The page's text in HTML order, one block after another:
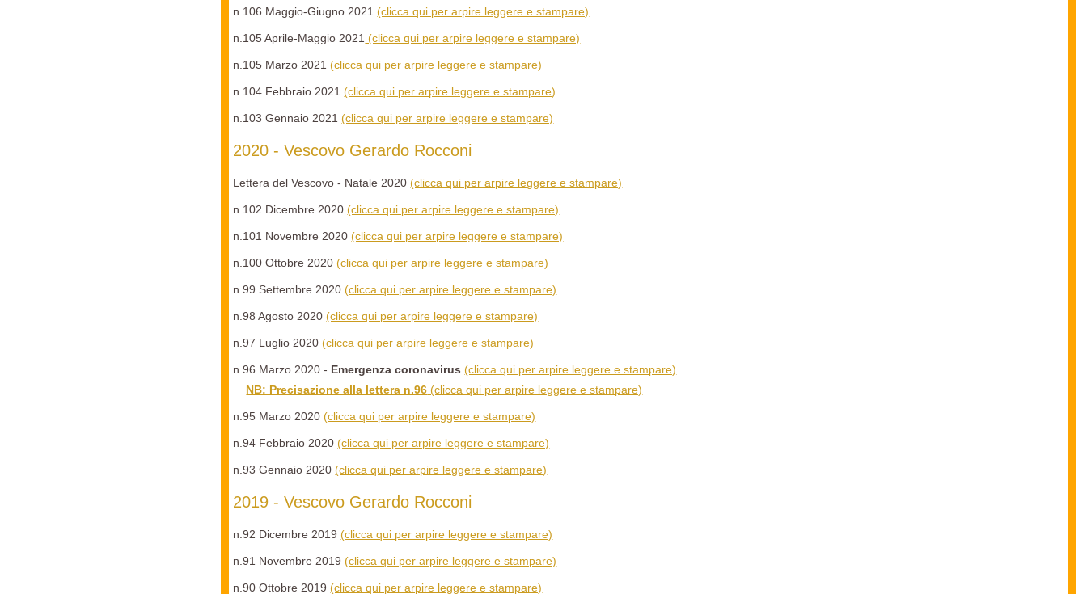
n.106 Maggio-Giugno 2021(clicca qui per arpire leggere e stampare)
n.105 Aprile-Maggio 2021 (clicca qui per arpire leggere e stampare)
n.105 Marzo 2021 (clicca qui per arpire leggere e stampare)
n.104 Febbraio 2021(clicca qui per arpire leggere e stampare)
n.103 Gennaio 2021(clicca qui per arpire leggere e stampare)
2020 - Vescovo Gerardo Rocconi
Lettera del Vescovo - Natale 2020(clicca qui per arpire leggere e stampare)
n.102 Dicembre 2020(clicca qui per arpire leggere e stampare)
n.101 Novembre 2020(clicca qui per arpire leggere e stampare)
n.100 Ottobre 2020(clicca qui per arpire leggere e stampare)
n.99 Settembre 2020(clicca qui per arpire leggere e stampare)
n.98 Agosto 2020(clicca qui per arpire leggere e stampare)
n.97 Luglio 2020(clicca qui per arpire leggere e stampare)
n.96 Marzo 2020 - Emergenza coronavirus (clicca qui per arpire leggere e stampare)
NB: Precisazione alla lettera n.96 (clicca qui per arpire leggere e stampare)
n.95 Marzo 2020(clicca qui per arpire leggere e stampare)
n.94 Febbraio 2020(clicca qui per arpire leggere e stampare)
n.93 Gennaio 2020(clicca qui per arpire leggere e stampare)
2019 - Vescovo Gerardo Rocconi
n.92 Dicembre 2019(clicca qui per arpire leggere e stampare)
n.91 Novembre 2019(clicca qui per arpire leggere e stampare)
n.90 Ottobre 2019(clicca qui per arpire leggere e stampare)